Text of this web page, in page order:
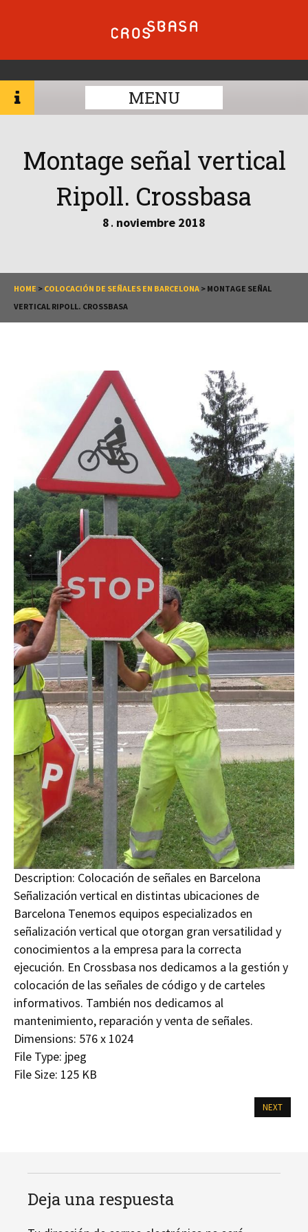
MENU
Montage señal vertical
Ripoll. Crossbasa
8 . noviembre 2018
HOME > COLOCACIÓN DE SEÑALES EN BARCELONA > MONTAGE SEÑAL
VERTICAL RIPOLL. CROSSBASA
Description: Colocación de señales en Barcelona
Señalización vertical en distintas ubicaciones de
Barcelona Tenemos equipos especializados en
señalización vertical que otorgan gran versatilidad y
conocimientos a la empresa para la correcta
ejecución. En Crossbasa nos dedicamos a la gestión y
colocación de las señales de código y de carteles
informativos. También nos dedicamos al
mantenimiento, reparación y venta de señales.
Dimensions: 576 x 1024
File Type: jpeg
File Size: 125 KB
NEXT
Deja una respuesta